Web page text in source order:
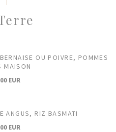
OU POIVRE, POMMES
MAISON
EUR
ANGUS, RIZ BASMATI
EUR